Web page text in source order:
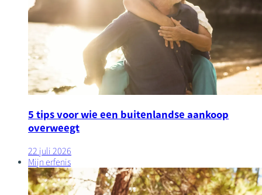
5 tips voor wie een buitenlandse aankoop
overweegt
22 juli 2026
Mijn erfenis